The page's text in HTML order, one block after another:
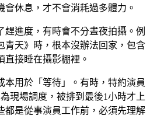
會休息，才不會消耗過多體力。
趕進度，有時會不分晝夜拍攝。例
青天》時，根本沒辦法回家，包含
直接睡在攝影棚裡。
本用於「等待」。有時，特約演員
現場調度，被排到最後1小時才上
都是從事演員工作前，必須先理解